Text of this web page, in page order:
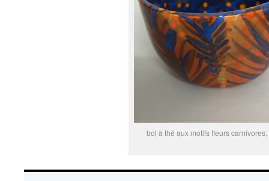
bol à thé aux motifs fleurs